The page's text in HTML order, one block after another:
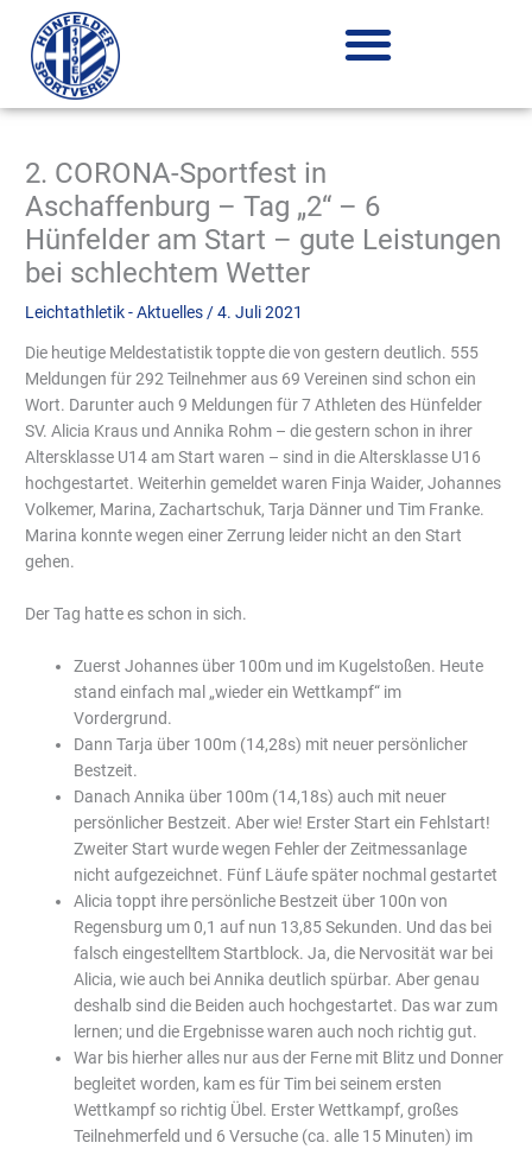
Inhalt
springen
2. CORONA-Sportfest in
Aschaffenburg – Tag „2“ – 6
Hünfelder am Start – gute Leistungen
bei schlechtem Wetter
Leichtathletik - Aktuelles /4. Juli 2021
Die heutige Meldestatistik toppte die von gestern deutlich. 555
Meldungen für 292 Teilnehmer aus 69 Vereinen sind schon ein
Wort. Darunter auch 9 Meldungen für 7 Athleten des Hünfelder
SV. Alicia Kraus und Annika Rohm – die gestern schon in ihrer
Altersklasse U14 am Start waren – sind in die Altersklasse U16
hochgestartet. Weiterhin gemeldet waren Finja Waider, Johannes
Volkemer, Marina, Zachartschuk, Tarja Dänner und Tim Franke.
Marina konnte wegen einer Zerrung leider nicht an den Start
gehen.
Der Tag hatte es schon in sich.
Zuerst Johannes über 100m und im Kugelstoßen. Heute
stand einfach mal „wieder ein Wettkampf“ im
Vordergrund.
Dann Tarja über 100m (14,28s) mit neuer persönlicher
Bestzeit.
Danach Annika über 100m (14,18s) auch mit neuer
persönlicher Bestzeit. Aber wie! Erster Start ein Fehlstart!
Zweiter Start wurde wegen Fehler der Zeitmessanlage
nicht aufgezeichnet. Fünf Läufe später nochmal gestartet
Alicia toppt ihre persönliche Bestzeit über 100n von
Regensburg um 0,1 auf nun 13,85 Sekunden. Und das bei
falsch eingestelltem Startblock. Ja, die Nervosität war bei
Alicia, wie auch bei Annika deutlich spürbar. Aber genau
deshalb sind die Beiden auch hochgestartet. Das war zum
lernen; und die Ergebnisse waren auch noch richtig gut.
War bis hierher alles nur aus der Ferne mit Blitz und Donner
begleitet worden, kam es für Tim bei seinem ersten
Wettkampf so richtig Übel. Erster Wettkampf, großes
Teilnehmerfeld und 6 Versuche (ca. alle 15 Minuten) im